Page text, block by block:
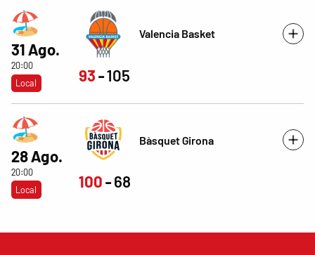
31 Ago.
20:00
Local
Valencia Basket
93 105
28 Ago.
20:00
Local
Bàsquet Girona
100 68